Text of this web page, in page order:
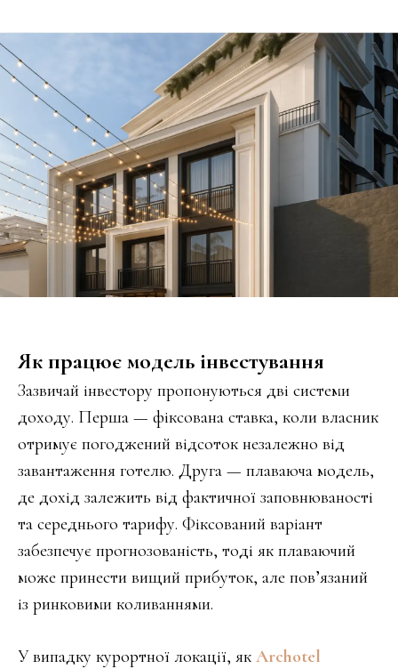
Як працює модель інвестування
Зазвичай інвестору пропонуються дві системи
доходу. Перша — фіксована ставка, коли власник
отримує погоджений відсоток незалежно від
завантаження готелю. Друга — плаваюча модель,
де дохід залежить від фактичної заповнюваності
та середнього тарифу. Фіксований варіант
забезпечує прогнозованість, тоді як плаваючий
може принести вищий прибуток, але пов’язаний
із ринковими коливаннями.
У випадку курортної локації, як Archotel